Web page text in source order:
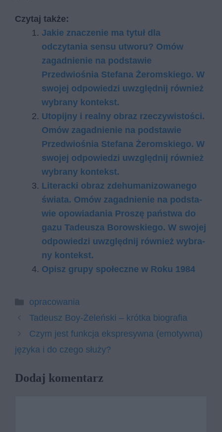
Czytaj także:
Jakie znaczenie ma tytuł dla
odczytania sensu utworu? Omów
zagadnienie na podstawie
Przedwiośnia Stefana Żeromskiego. W
swojej odpowiedzi uwzględnij również
wybrany kontekst.
Utopijny i realny obraz rzeczywistości.
Omów zagadnienie na podstawie
Przedwiośnia Stefana Żeromskiego. W
swojej odpowiedzi uwzględnij również
wybrany kontekst.
Li­te­rac­ki ob­raz zde­hu­ma­ni­zo­wa­ne­go
świa­ta. Omów za­gad­nie­nie na pod­sta­
wie opo­wia­da­nia Pro­szę pań­stwa do
gazu Ta­de­usza Bo­row­skie­go. W swo­jej
od­po­wie­dzi uwzględ­nij rów­nież wy­bra­
ny kon­tekst.
Opisz grupy społeczne w Roku 1984
Kategorie
opracowania
Tadeusz Boy-Żeleński – krótka biografia
Czym jest funkcja ekspresywna (emotywna)
języka i do czego służy?
Dodaj komentarz